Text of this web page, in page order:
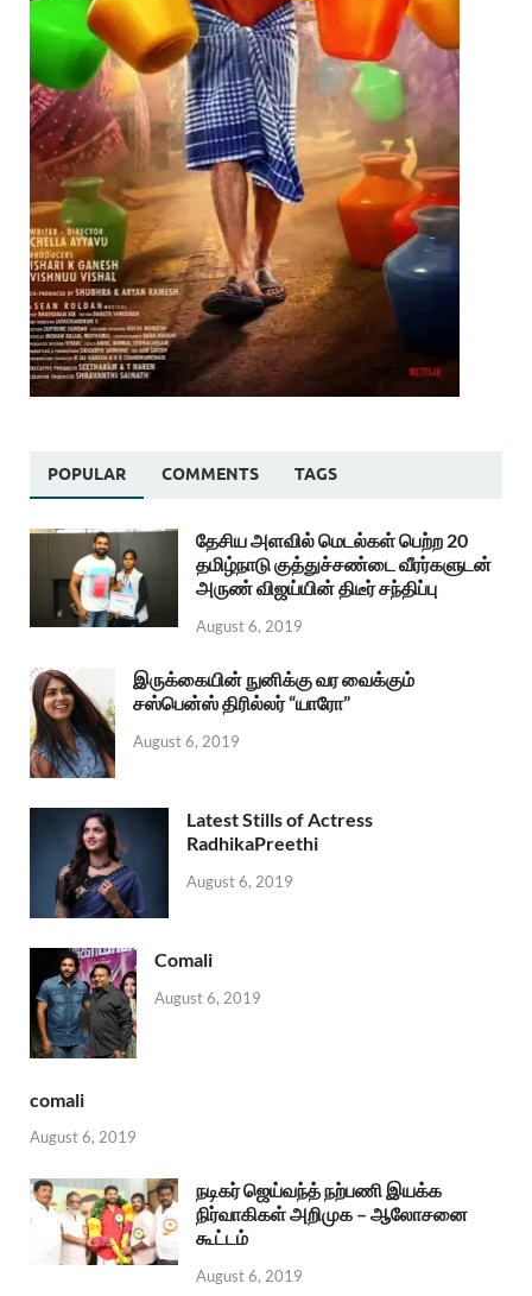
POPULAR COMMENTS TAGS
தேசிய அளவில் மெடல்கள் பெற்ற 20
தமிழ்நாடு குத்துச்சண்டை வீரர்களுடன்
அருண் விஜய்யின் திடீர் சந்திப்பு
August 6, 2019
இருக்கையின் நுனிக்கு வர வைக்கும்
சஸ்பென்ஸ் திரில்லர் “யாரோ”
August 6, 2019
Latest Stills of Actress
RadhikaPreethi
August 6, 2019
Comali
August 6, 2019
comali
August 6, 2019
நடிகர் ஜெய்வந்த் நற்பணி இயக்க
நிர்வாகிகள் அறிமுக – ஆலோசனை
கூட்டம்
August 6, 2019